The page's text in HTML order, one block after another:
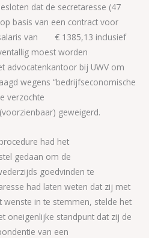
dat de secretaresse (47
basis van een contract voor
van € 1385,13 inclusief
moest worden
advocatenkantoor bij UWV om
wegens “bedrijfseconomische
verzochte
geweigerd.
had het
gedaan om de
goedvinden te
had laten weten dat zij met
wenste in te stemmen, stelde het
oneigenlijke standpunt dat zij de
van een